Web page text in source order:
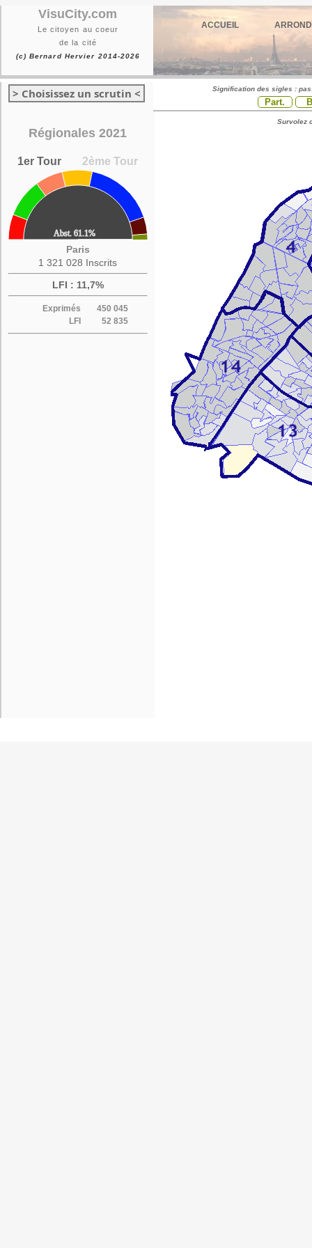
VisuCity.com
Le citoyen au coeur
de la cité
(c) Bernard Hervier 2014-2026
ACCUEIL
> Choisissez un scrutin <
Régionales 2021
1er Tour 2ème Tour
Paris
1 321 028 Inscrits
LFI : 11,7%
Exprimés
450 045
LFI
52 835
Signification des sigles :
Part.
Survolez